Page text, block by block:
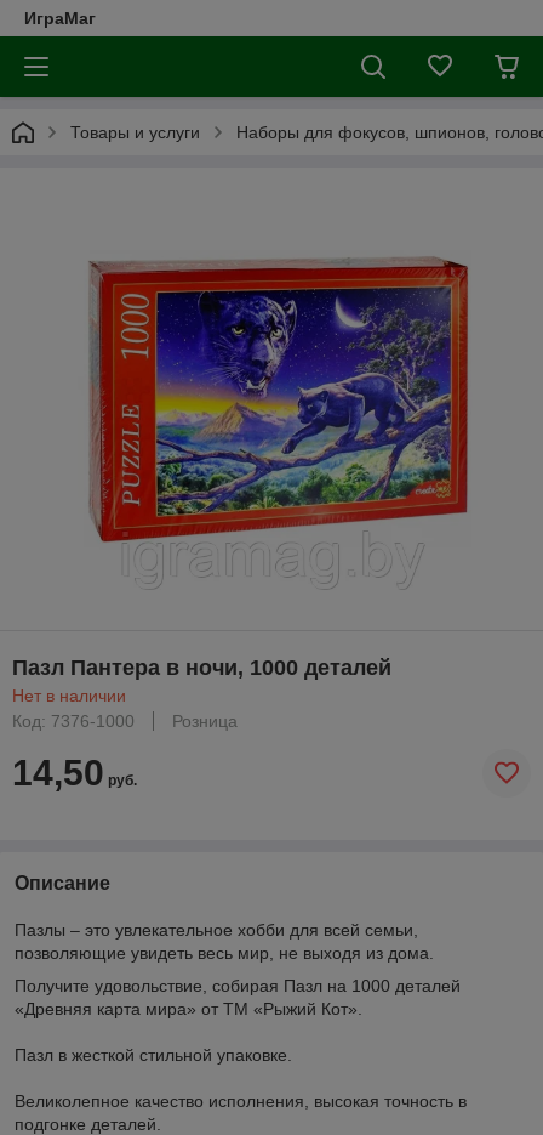
ИграМаг
Товары и услуги Наборы для фокусов, шпионов,
Пазл Пантера в ночи, 1000 деталей
Нет в наличии
Код: 7376-1000
Розница
14,50 руб.
Описание
Пазлы – это увлекательное хобби для всей семьи,
позволяющие увидеть весь мир, не выходя из дома.
Получите удовольствие, собирая Пазл на 1000 деталей
«Древняя карта мира» от ТМ «Рыжий Кот».
Пазл в жесткой стильной упаковке.
Великолепное качество исполнения, высокая точность в
подгонке деталей.